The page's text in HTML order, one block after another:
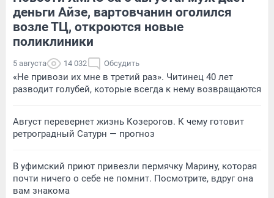
деньги Айзе, вартовчанин оголился
возле ТЦ, откроются новые
поликлиники
5 августа 14 032 Обсудить
«Не привози их мне в третий раз». Читинец 40 лет
разводит голубей, которые всегда к нему возвращаются
Август перевернет жизнь Козерогов. К чему готовит
ретроградный Сатурн — прогноз
В уфимский приют привезли пермячку Марину, которая
почти ничего о себе не помнит. Посмотрите, вдруг она
вам знакома